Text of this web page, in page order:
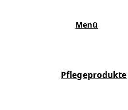
Menü
Pflegeprodukte